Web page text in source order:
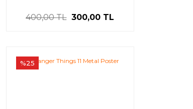
400,00 TL 300,00 TL
%25